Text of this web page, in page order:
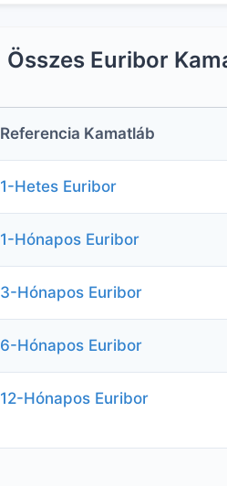
Összes Euribor
Referencia Kamatláb
1-Hetes Euribor
1-Hónapos Euribor
3-Hónapos Euribor
6-Hónapos Euribor
12-Hónapos Euribor